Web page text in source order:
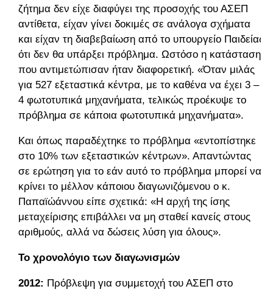
ζήτημα δεν είχε διαφύγει της προσοχής του ΑΣΕΠ
αντίθετα, είχαν γίνει δοκιμές σε ανάλογα σχήματα
και είχαν τη διαβεβαίωση από το υπουργείο Παιδείας
ότι δεν θα υπάρξει πρόβλημα. Ωστόσο η κατάσταση
που αντιμετώπισαν ήταν διαφορετική. «Όταν μιλάς
για 527 εξεταστικά κέντρα, με το καθένα να έχει 3 –
4 φωτοτυπικά μηχανήματα, τελικώς προέκυψε το
πρόβλημα σε κάποια φωτοτυπικά μηχανήματα».
Και όπως παραδέχτηκε το πρόβλημα «εντοπίστηκε
στο 10% των εξεταστικών κέντρων». Απαντώντας
σε ερώτηση για το εάν αυτό το πρόβλημα μπορεί να
κρίνει το μέλλον κάποιου διαγωνιζόμενου ο κ.
Παπαϊώάννου είπε σχετικά: «Η αρχή της ίσης
μεταχείρισης επιβάλλει να μη σταθεί κανείς στους
αριθμούς, αλλά να δώσεις λύση για όλους».
Το χρονολόγιο των διαγωνισμών
2012: Πρόβλεψη για συμμετοχή του ΑΣΕΠ στο